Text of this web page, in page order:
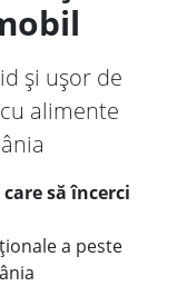
și ușor de
alimente
să încerci
a peste